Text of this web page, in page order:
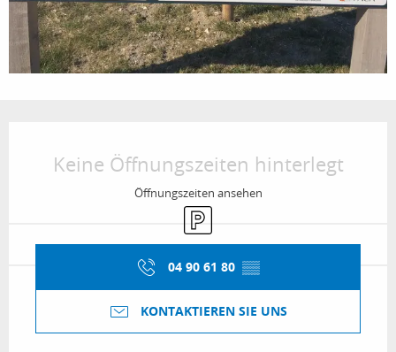
Keine Öffnungszeiten hinterlegt
Öffnungszeiten ansehen
Parkplatz
04 90 61 80 ▒▒
KONTAKTIEREN SIE UNS